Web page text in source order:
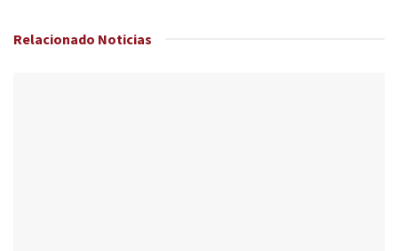
Relacionado Noticias